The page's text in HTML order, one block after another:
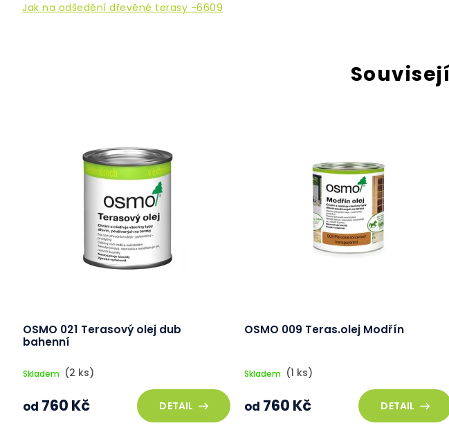
Jak na odšedění dřevěné terasy -6609
OSMO 021 Terasový olej dub
bahenní
Skladem (2 ks)
od 760 Kč DETAIL
OSMO 009 Teras.olej Modřín
Skladem (1 ks)
od 760 Kč DETAIL